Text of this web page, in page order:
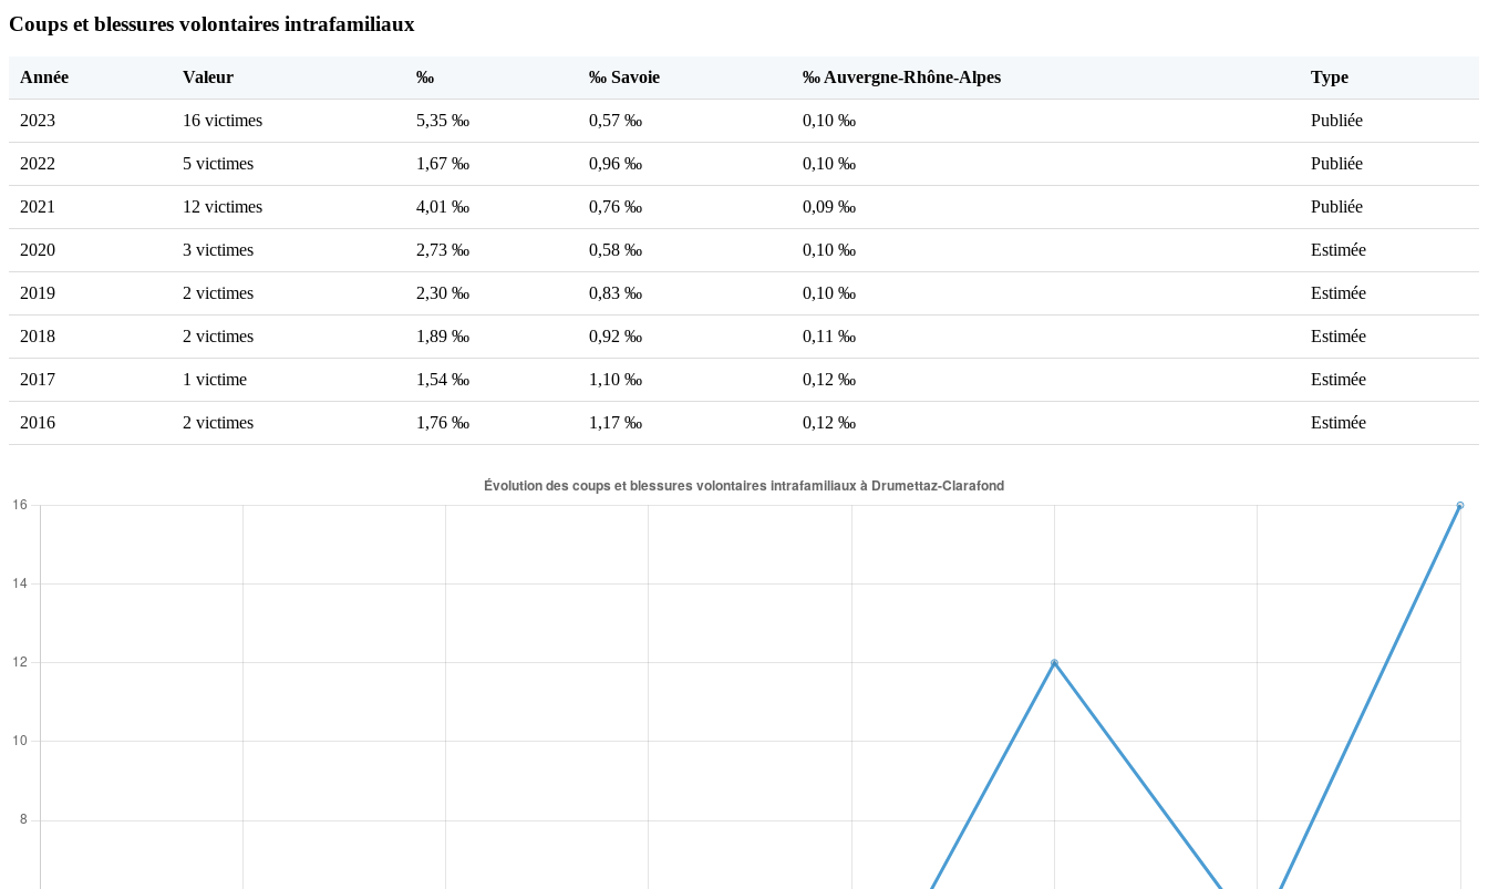
Coups et blessures volontaires intrafamiliaux
Année Valeur ‰ ‰ Savoie ‰ Auvergne-Rhône-Alpes Type
2023 16 victimes 5,35 ‰ 0,57 ‰ 0,10 ‰ Publiée
2022 5 victimes 1,67 ‰ 0,96 ‰ 0,10 ‰ Publiée
2021 12 victimes 4,01 ‰ 0,76 ‰ 0,09 ‰ Publiée
2020 3 victimes 2,73 ‰ 0,58 ‰ 0,10 ‰ Estimée
2019 2 victimes 2,30 ‰ 0,83 ‰ 0,10 ‰ Estimée
2018 2 victimes 1,89 ‰ 0,92 ‰ 0,11 ‰ Estimée
2017 1 victime 1,54 ‰ 1,10 ‰ 0,12 ‰ Estimée
2016 2 victimes 1,76 ‰ 1,17 ‰ 0,12 ‰ Estimée